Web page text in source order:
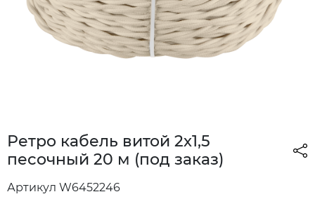
Ретро кабель витой 2х1,5
песочный 20 м (под заказ)
Артикул W6452246